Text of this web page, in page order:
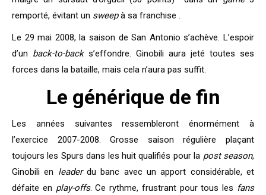
remporté, évitant un sweepà sa franchise .
Le 29 mai 2008, la saison de San Antonio s’achève. L’espoir
d’un back-to-backs’effondre. Ginobili aura jeté toutes ses
forces dans la bataille, mais cela n’aura pas suffit.
Le générique de fin
Les années suivantes ressembleront énormément à
l’exercice 2007-2008. Grosse saison régulière plaçant
toujours les Spurs dans les huit qualifiés pour la post season,
Ginobili en leaderdu banc avec un apport considérable, et
défaite en play-offs. Ce rythme, frustrant pour tous les fans